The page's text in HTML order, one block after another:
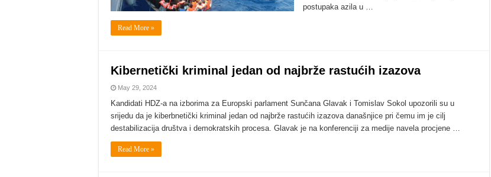
postupaka azila u …
Read More »
Kibernetički kriminal jedan od najbrže rastućih izazova
May 29, 2024
Kandidati HDZ-a na izborima za Europski parlament Sunčana Glavak i Tomislav Sokol upozorili su u
srijedu da je kiberbnetički kriminal jedan od najbrže rastućih izazova današnjice pri čemu im je cilj
destabilizacija društva i demokratskih procesa. Glavak je na konferenciji za medije navela procjene …
Read More »